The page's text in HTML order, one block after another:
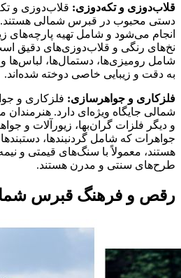
قلاب‌دوزی و تکه‌دوزی: قلاب‌دوزی و
دستی محبوب در قبرس شمالی هستند.
انجام می‌شود و شامل تهیه پارچه‌های
نخ‌های رنگی و قلاب‌دوزی‌های دقیق
شامل رومیزی‌ها، دستمال‌ها، لباس‌ها
به دقت و زیبایی خاصی دوخته شده‌اند.
فلزکاری و جواهرسازی: فلزکاری و
شمالی جایگاه ویژه‌ای دارد. هنرمندان
و دیگر فلزات گران‌بها، زیورآلات و
جواهرات که شامل گردنبندها،
هستند، معمولاً با سنگ‌های قیمتی و
طرح‌های سنتی و مدرن هستند.
رقص و فرهنگ قبرس